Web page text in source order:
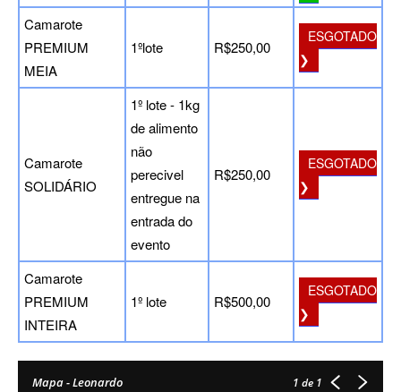
Camarote
PREMIUM
MEIA
1ºlote R$250,00
ESGOTADO
❯
Camarote
SOLIDÁRIO
1º lote - 1kg
de alimento
não
perecivel
entregue na
entrada do
evento
R$250,00
ESGOTADO
❯
Camarote
PREMIUM
INTEIRA
1º lote R$500,00
ESGOTADO
❯
Mapa - Leonardo 1 de 1